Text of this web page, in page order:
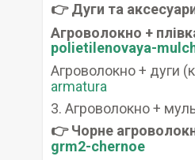
👉 Дуги та
Агроволокно +
polietilenovaya-
Агроволокно + дуги
armatura
3. Агроволокно +
👉 Чорне
grm2-chernoe